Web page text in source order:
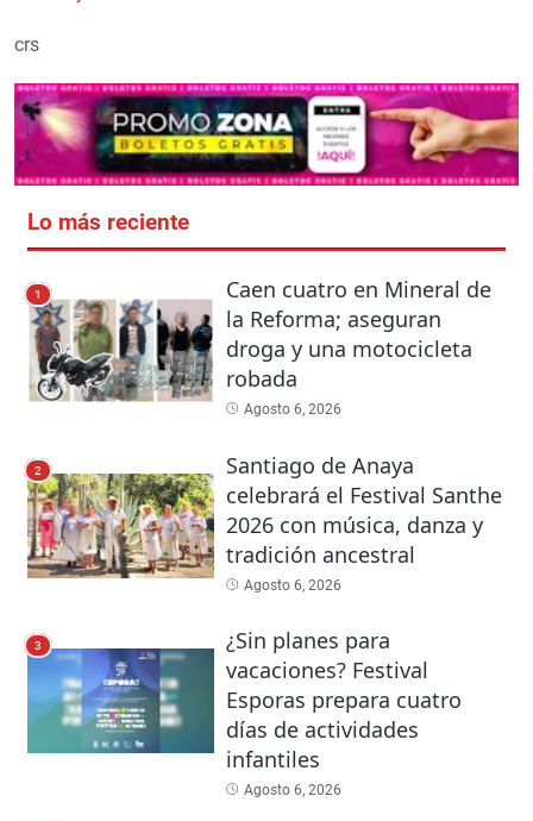
crs
Lo más reciente
1
Caen cuatro en Mineral de
la Reforma; aseguran
droga y una motocicleta
robada
Agosto 6, 2026
2
Santiago de Anaya
celebrará el Festival Santhe
2026 con música, danza y
tradición ancestral
Agosto 6, 2026
3
¿Sin planes para
vacaciones? Festival
Esporas prepara cuatro
días de actividades
infantiles
Agosto 6, 2026